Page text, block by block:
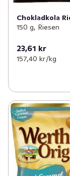
Chokladkola
150 g, Riesen
23,61 kr
157,40 kr /kg